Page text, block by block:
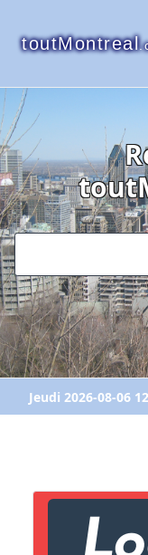
toutMontreal
Jeudi 2026-08-06